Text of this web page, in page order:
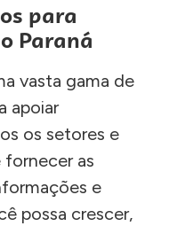
para
Paraná
vasta gama de
apoiar
os setores e
as
e
possa crescer,